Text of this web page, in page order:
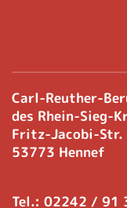
Carl-Reuther-
des Rhein-Sieg-
Fritz-Jacobi-Str.
53773 Hennef
Tel.: 02242 / 91